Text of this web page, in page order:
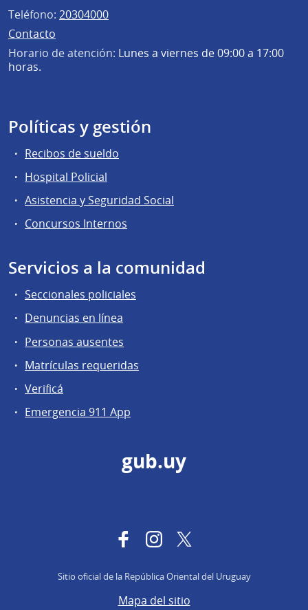
Teléfono: 20304000
Contacto
Horario de atención: Lunes a viernes de 09:00 a 17:00
horas.
Políticas y gestión
Recibos de sueldo
Hospital Policial
Asistencia y Seguridad Social
Concursos Internos
Servicios a la comunidad
Seccionales policiales
Denuncias en línea
Personas ausentes
Matrículas requeridas
Verificá
Emergencia 911 App
gub.uy
FacebookInstagram
Sitio oficial de la República Oriental del Uruguay
Mapa del sitio